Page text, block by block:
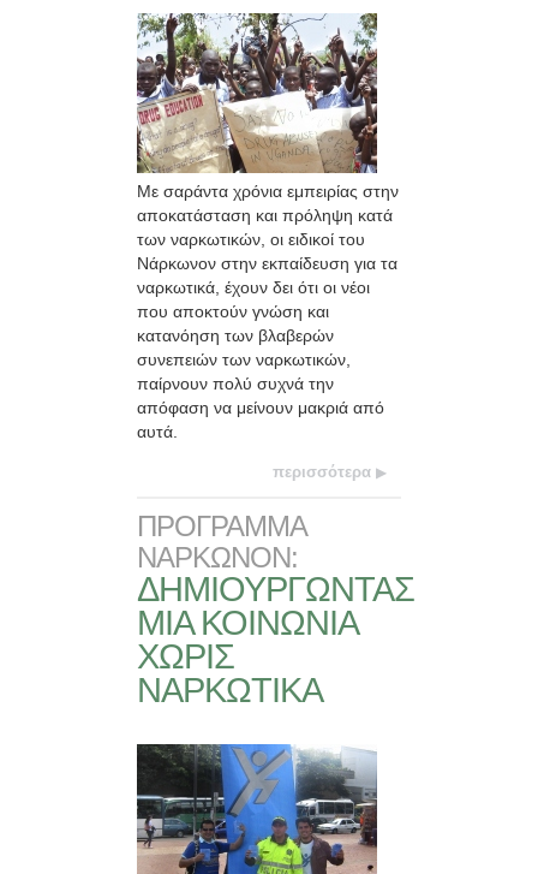
Με σαράντα χρόνια εμπειρίας στην
αποκατάσταση και πρόληψη κατά
των ναρκωτικών, οι ειδικοί του
Νάρκωνον στην εκπαίδευση για τα
ναρκωτικά, έχουν δει ότι οι νέοι
που αποκτούν γνώση και
κατανόηση των βλαβερών
συνεπειών των ναρκωτικών,
παίρνουν πολύ συχνά την
απόφαση να μείνουν μακριά από
αυτά.
περισσότερα
ΠΡΟΓΡΑΜΜΑ
ΝΑΡΚΩΝΟΝ:
ΔΗΜΙΟΥΡΓΩΝΤΑΣ
ΜΙΑ ΚΟΙΝΩΝΙΑ
ΧΩΡΙΣ
ΝΑΡΚΩΤΙΚΑ